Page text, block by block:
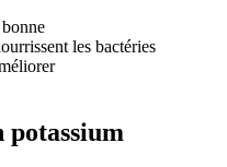
les bactéries
potassium